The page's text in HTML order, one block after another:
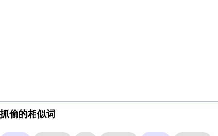
抓偷的相似词